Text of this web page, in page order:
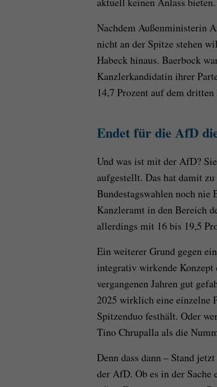
Nachdem Außenministerin
nicht an der Spitze stehen
Habeck hinaus. Baerbock
Kanzlerkandidatin ihrer
14,7 Prozent auf dem dritten
Endet für die AfD
Und was ist mit der AfD?
aufgestellt. Das hat damit
Bundestagswahlen noch nie
Kanzleramt in den Bereich
allerdings mit 16 bis 19,5
Ein weiterer Grund gegen
integrativ wirkende
vergangenen Jahren gut
2025 wirklich eine einzelne
Spitzenduo festhält. Oder
Tino Chrupalla als die
Denn dass dann – Stand
der AfD. Ob es in der